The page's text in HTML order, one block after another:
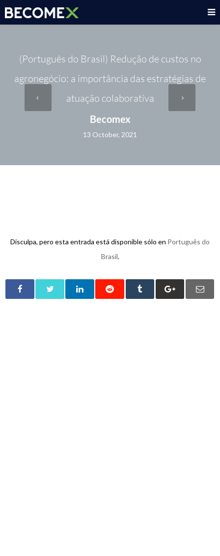
(Português do Brasil) Redução de custos no
agronegócio: a importância das estratégias de
atuação colaborativa
Becomex
13 October, 2021
Disculpa, pero esta entrada está disponible sólo en Português do
Brasil.